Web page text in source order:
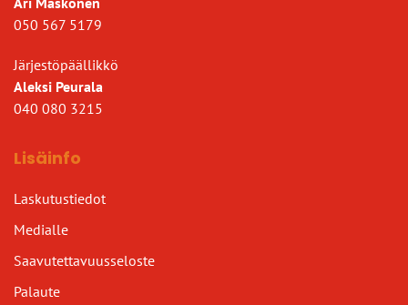
050 567 5179
Järjestöpäällikkö
Aleksi Peurala
040 080 3215
Lisäinfo
Laskutustiedot
Medialle
Saavutettavuusseloste
Palaute